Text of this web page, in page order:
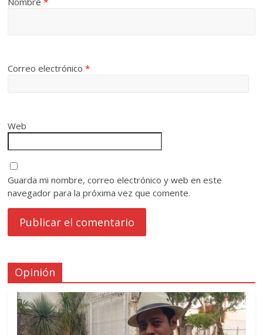
Correo electrónico*
Web
Guarda mi nombre, correo electrónico y web en este
navegador para la próxima vez que comente.
Opinión